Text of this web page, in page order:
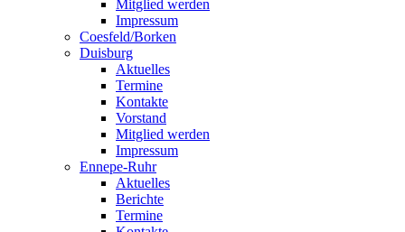
Mitglied werden
Impressum
Coesfeld/Borken
Duisburg
Aktuelles
Termine
Kontakte
Vorstand
Mitglied werden
Impressum
Ennepe-Ruhr
Aktuelles
Berichte
Termine